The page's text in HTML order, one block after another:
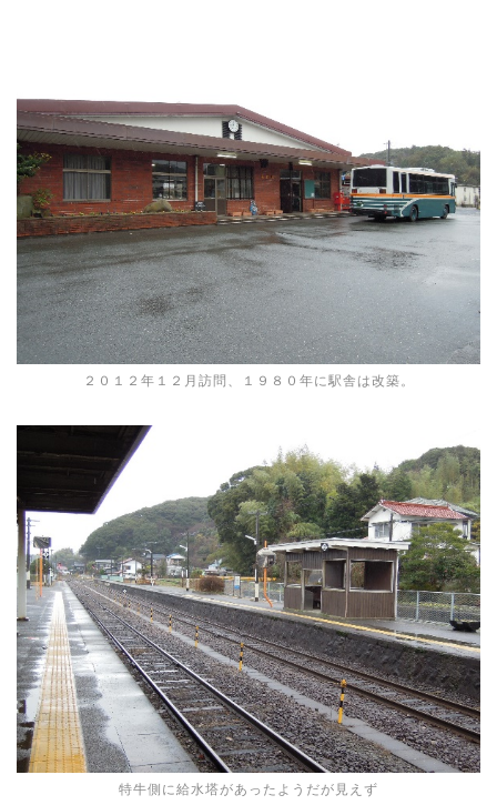
２０１２年１２月訪問、１９８０年に駅舎は改築。
特牛側に給水塔があったようだが見えず